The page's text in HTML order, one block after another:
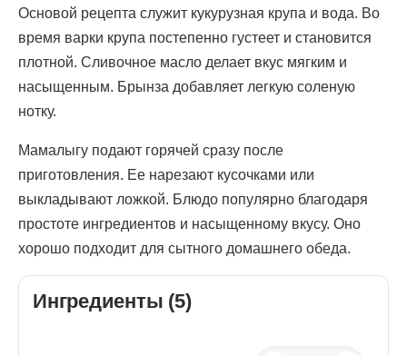
Основой рецепта служит кукурузная крупа и вода. Во
время варки крупа постепенно густеет и становится
плотной. Сливочное масло делает вкус мягким и
насыщенным. Брынза добавляет легкую соленую
нотку.
Мамалыгу подают горячей сразу после
приготовления. Ее нарезают кусочками или
выкладывают ложкой. Блюдо популярно благодаря
простоте ингредиентов и насыщенному вкусу. Оно
хорошо подходит для сытного домашнего обеда.
Ингредиенты (5)